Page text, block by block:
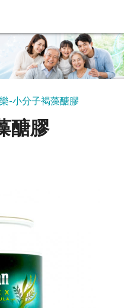
-小分子褐藻醣膠
醣膠